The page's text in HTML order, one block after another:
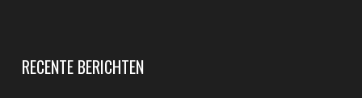
RECENTE BERICHTEN